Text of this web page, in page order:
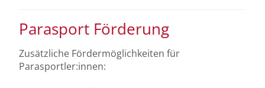
Parasport Förderung
Zusätzliche Fördermöglichkeiten für
Parasportler:innen: